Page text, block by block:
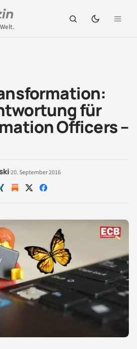
für
Officers –
·20. September 2016
Auf Auf Auf